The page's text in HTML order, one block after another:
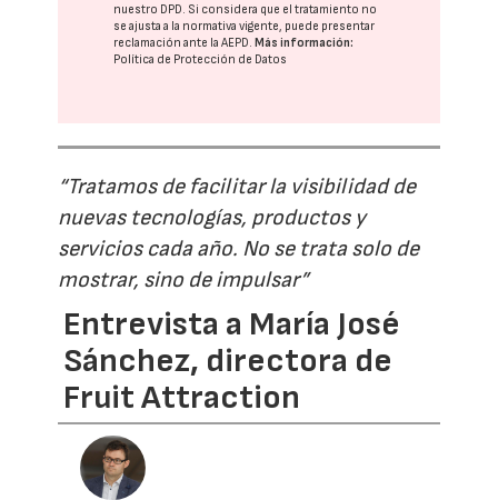
nuestro DPD . Si considera que el tratamiento no
se ajusta a la normativa vigente, puede presentar
reclamación ante laAEPD .Más información:
Política de Protección de Datos
“Tratamos de facilitar la visibilidad de
nuevas tecnologías, productos y
servicios cada año. No se trata solo de
mostrar, sino de impulsar”
Entrevista a María José
Sánchez, directora de
Fruit Attraction